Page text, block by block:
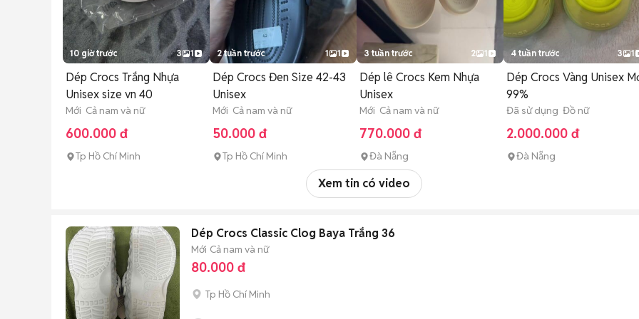
10 giờ trước 3 1
Dép Crocs Trắng Nhựa
Unisex size vn 40
Mới Cả nam và nữ
600.000 đ
Tp Hồ Chí Minh
2 tuần trước 1 1
Dép Crocs Đen Size 42-43
Unisex
Mới Cả nam và nữ
50.000 đ
Tp Hồ Chí Minh
3 tuần trước 2 1
Dép lê Crocs Kem Nhựa
Unisex
Mới Cả nam và nữ
770.000 đ
Đà Nẵng
4 tuần trước 3 1
Dép Crocs Vàng Unisex
99%
Đã sử dụng Đồ nữ
2.000.000 đ
Đà Nẵng
Xem tin có video
Dép Crocs Classic Clog Baya Trắng 36
Mới Cả nam và nữ
80.000 đ
Tp Hồ Chí Minh